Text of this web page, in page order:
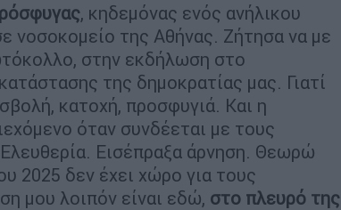
, κηδεμόνας ενός ανήλικου
νοσοκομείο της Αθήνας. Ζήτησα να με
στην εκδήλωση στο
της δημοκρατίας μας. Γιατί
κατοχή, προσφυγιά. Και η
όταν συνδέεται με τους
Εισέπραξα άρνηση. Θεωρώ
2025 δεν έχει χώρο για τους
μου λοιπόν είναι εδώ, στο πλευρό της